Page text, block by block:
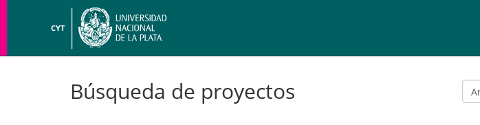
CYT
Búsqueda de proyectos